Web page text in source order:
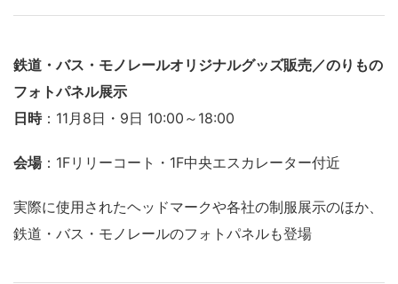
鉄道・バス・モノレールオリジナルグッズ販売／のりもの
フォトパネル展示
日時：11月8日・9日 10:00～18:00
会場：1Fリリーコート・1F中央エスカレーター付近
実際に使用されたヘッドマークや各社の制服展示のほか、
鉄道・バス・モノレールのフォトパネルも登場